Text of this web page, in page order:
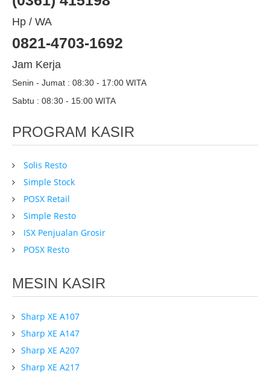
Hp / WA
0821-4703-1692
Jam Kerja
Senin - Jumat : 08:30 - 17:00 WITA
Sabtu : 08:30 - 15:00 WITA
PROGRAM KASIR
Solis Resto
Simple Stock
POSX Retail
Simple Resto
ISX Penjualan Grosir
POSX Resto
MESIN KASIR
Sharp XE A107
Sharp XE A147
Sharp XE A207
Sharp XE A217